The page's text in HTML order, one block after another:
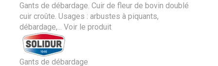
Gants de débardage. Cuir de fleur de bovin doublé
cuir croûte. Usages : arbustes à piquants,
débardage,...
Voir le produit
Gants de débardage